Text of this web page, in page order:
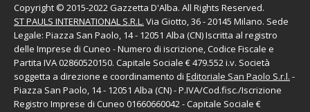
Copyright © 2015-2022 Gazzetta D'Alba. All Rights Reserved.
ST PAULS INTERNATIONAL S.R.L. Via Giotto, 36 - 20145 Milano. Sede
Legale: Piazza San Paolo, 14 - 12051 Alba (CN) Iscritta al registro
delle Imprese di Cuneo - Numero di iscrizione, Codice Fiscale e
Partita IVA 02860520150. Capitale Sociale € 479.552 i.v. Società
soggetta a direzione e coordinamento di Editoriale San Paolo S.r.l. -
Piazza San Paolo, 14 - 12051 Alba (CN) - P.IVA/Cod.fisc./Iscrizione
Registro Imprese di Cuneo 01660660042 - Capitale Sociale €